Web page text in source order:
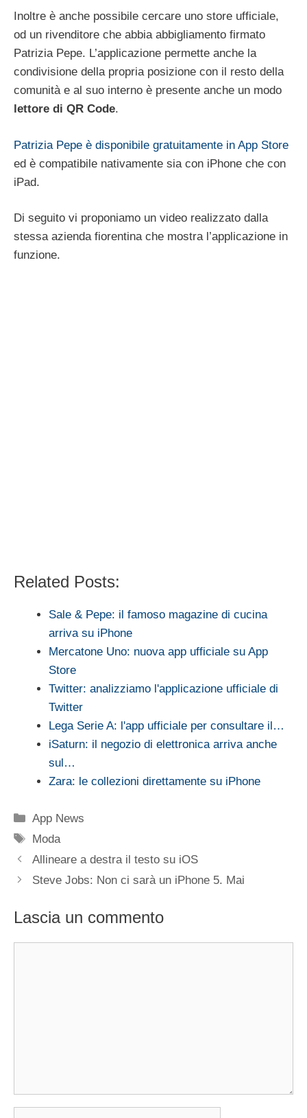
Inoltre è anche possibile cercare uno store ufficiale,
od un rivenditore che abbia abbigliamento firmato
Patrizia Pepe. L’applicazione permette anche la
condivisione della propria posizione con il resto della
comunità e al suo interno è presente anche un modo
lettore di QR Code.
Patrizia Pepe è disponibile gratuitamente in App Store
ed è compatibile nativamente sia con iPhone che con
iPad.
Di seguito vi proponiamo un video realizzato dalla
stessa azienda fiorentina che mostra l’applicazione in
funzione.
Related Posts:
Sale & Pepe: il famoso magazine di cucina
arriva su iPhone
Mercatone Uno: nuova app ufficiale su App
Store
Twitter: analizziamo l'applicazione ufficiale di
Twitter
Lega Serie A: l'app ufficiale per consultare il…
iSaturn: il negozio di elettronica arriva anche
sul…
Zara: le collezioni direttamente su iPhone
Categorie
App News
Tag
Moda
Allineare a destra il testo su iOS
Steve Jobs: Non ci sarà un iPhone 5. Mai
Lascia un commento